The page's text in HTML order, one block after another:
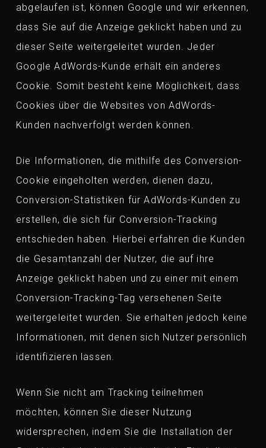
abgelaufen ist, können Google und wir erkennen,
dass Sie auf die Anzeige geklickt haben und zu
dieser Seite weitergeleitet wurden. Jeder
Google AdWords-Kunde erhält ein anderes
Cookie. Somit besteht keine Möglichkeit, dass
Cookies über die Websites von AdWords-
Kunden nachverfolgt werden können.
Die Informationen, die mithilfe des Conversion-
Cookie eingeholten werden, dienen dazu,
Conversion-Statistiken für AdWords-Kunden zu
erstellen, die sich für Conversion-Tracking
entschieden haben. Hierbei erfahren die Kunden
die Gesamtanzahl der Nutzer, die auf ihre
Anzeige geklickt haben und zu einer mit einem
Conversion-Tracking-Tag versehenen Seite
weitergeleitet wurden. Sie erhalten jedoch keine
Informationen, mit denen sich Nutzer persönlich
identifizieren lassen.
Wenn Sie nicht am Tracking teilnehmen
möchten, können Sie dieser Nutzung
widersprechen, indem Sie die Installation der